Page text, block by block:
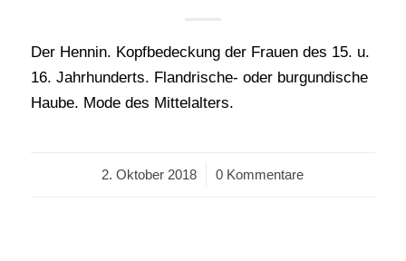
Der Hennin. Kopfbedeckung der Frauen des 15. u.
16. Jahrhunderts. Flandrische- oder burgundische
Haube. Mode des Mittelalters.
2. Oktober 2018
/ 0 Kommentare